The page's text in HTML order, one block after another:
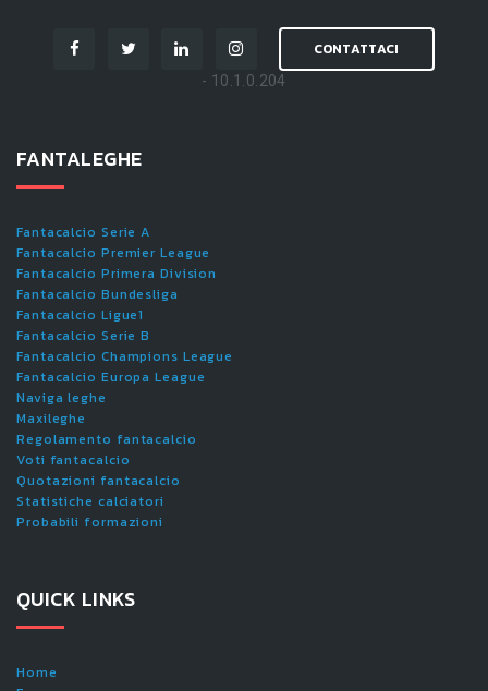
CONTATTACI
- 10.1.0.204
FANTALEGHE
Fantacalcio Serie A
Fantacalcio Premier League
Fantacalcio Primera Division
Fantacalcio Bundesliga
Fantacalcio Ligue1
Fantacalcio Serie B
Fantacalcio Champions League
Fantacalcio Europa League
Naviga leghe
Maxileghe
Regolamento fantacalcio
Voti fantacalcio
Quotazioni fantacalcio
Statistiche calciatori
Probabili formazioni
QUICK LINKS
Home